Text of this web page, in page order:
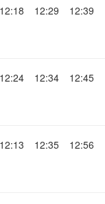
12:18 12:29 12:39
12:24 12:34 12:45
12:13 12:35 12:56